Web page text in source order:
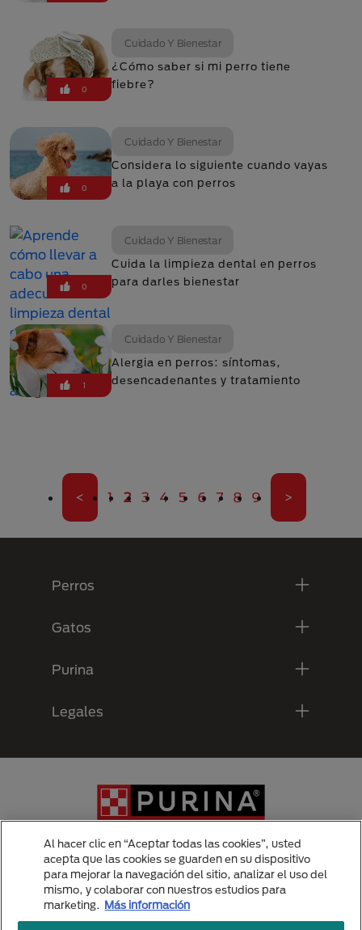
0
Cuidado Y Bienestar
¿Cómo saber si mi perro tiene
fiebre?
0
Cuidado Y Bienestar
Considera lo siguiente cuando vayas
a la playa con perros
0
Cuidado Y Bienestar
Cuida la limpieza dental en perros
para darles bienestar
1
Cuidado Y Bienestar
Alergia en perros: síntomas,
desencadenantes y tratamiento
Primera página
< Página
1 Página actual
2 Página
3 Página
4 Página
5 Página
6 Página
7 Página
8 Página
9 Última
>
Perros
Gatos
Purina
Legales
Menu Footer Secundario Purina
Al hacer clic en “Aceptar todas las cookies”, usted
acepta que las cookies se guarden en su dispositivo
para mejorar la navegación del sitio, analizar el uso del
mismo, y colaborar con nuestros estudios para
marketing. Más información